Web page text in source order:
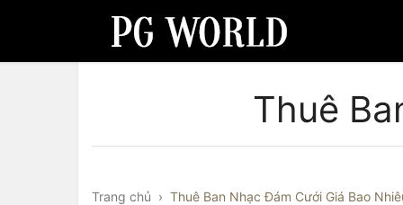
Thuê
Trang chủ › Thuê Ban Nhạc Đám Cưới Giá Bao